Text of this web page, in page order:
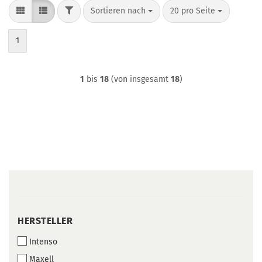
FILTERSortieren nach
Sortieren nach 20 pro Seite
pro Seite
1
1 bis 18(von insgesamt 18)
HERSTELLER
HERSTELLER
Intenso
Maxell